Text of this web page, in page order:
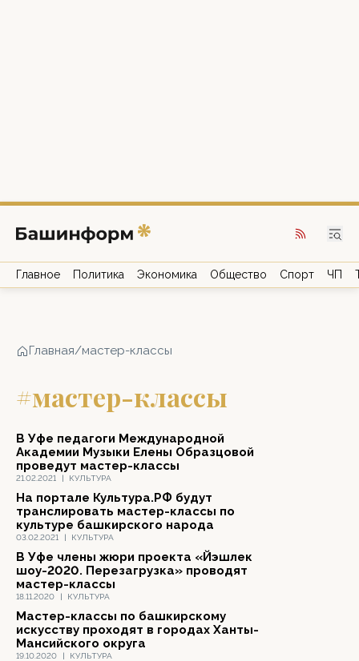
Главное Политика Экономика Общество Спорт ЧП
Главная/мастер-классы
#мастер-классы
21.02.2021 | КУЛЬТУРА
В Уфе педагоги Международной
Академии Музыки Елены Образцовой
проведут мастер-классы
03.02.2021 | КУЛЬТУРА
На портале Культура.РФ будут
транслировать мастер-классы по
культуре башкирского народа
18.11.2020 | КУЛЬТУРА
В Уфе члены жюри проекта «Йэшлек
шоу-2020. Перезагрузка» проводят
мастер-классы
19.10.2020 | КУЛЬТУРА
Мастер-классы по башкирскому
искусству проходят в городах Ханты-
Мансийского округа